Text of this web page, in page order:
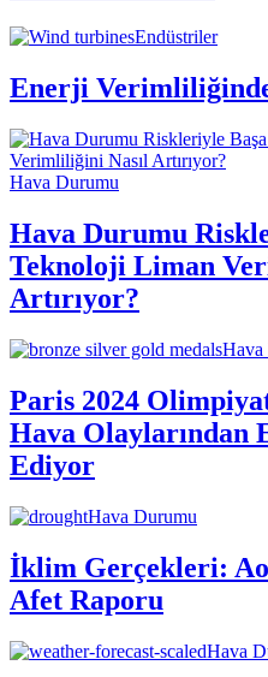
Endüstriler
Enerji
Hava Durumu
Hava Durumu
Teknoloji Liman
Artırıyor?
Hava
Paris 2024
Hava Olaylarından
Ediyor
Hava Durumu
İklim Gerçekleri:
Afet Raporu
Hava